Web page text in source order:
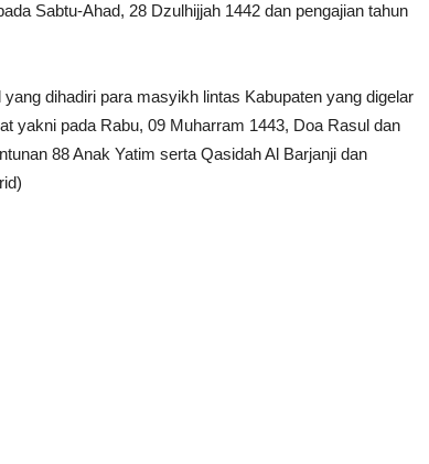
Sabtu-Ahad, 28 Dzulhijjah 1442 dan pengajian tahun
dihadiri para masyikh lintas Kabupaten yang digelar
yakni pada Rabu, 09 Muharram 1443, Doa Rasul dan
88 Anak Yatim serta Qasidah Al Barjanji dan